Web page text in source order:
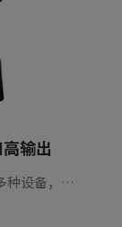
输出
这款240W USB-C充电器支持同时充电 多种设备，包括笔记本电脑、手机、平板电脑、耳机、智能手表、任天堂Switch等。它提供超快充电，提供可靠的高速电源适用于各种各样的小工具。配备齐全安全保护和智能热管理确保安全稳定的充电性能。